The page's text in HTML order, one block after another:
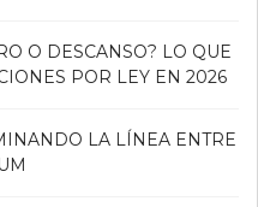
O DESCANSO? LO QUE
POR LEY EN 2026
LA LÍNEA ENTRE